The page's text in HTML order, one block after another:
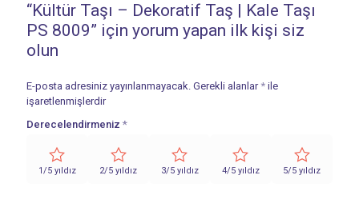
“Kültür Taşı – Dekoratif Taş | Kale Taşı
PS 8009” için yorum yapan ilk kişi siz
olun
E-posta adresiniz yayınlanmayacak. Gerekli alanlar * ile
işaretlenmişlerdir
Derecelendirmeniz *
1/5 yıldız 2/5 yıldız 3/5 yıldız 4/5 yıldız 5/5 yıldız